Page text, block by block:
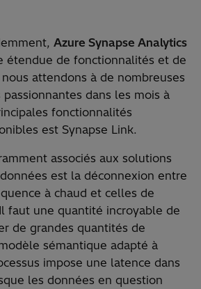
Azure Synapse Analytics
étendue de fonctionnalités et de
attendons à de nombreuses
dans les mois à
fonctionnalités
est Synapse Link.
associés aux solutions
est la déconnexion entre
à chaud et celles de
faut une quantité incroyable de
de grandes quantités de
sémantique adapté à
impose une latence dans
les données en question